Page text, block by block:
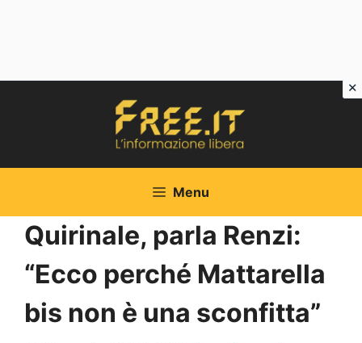
Menu
Quirinale, parla Renzi:
“Ecco perché Mattarella
bis non è una sconfitta”